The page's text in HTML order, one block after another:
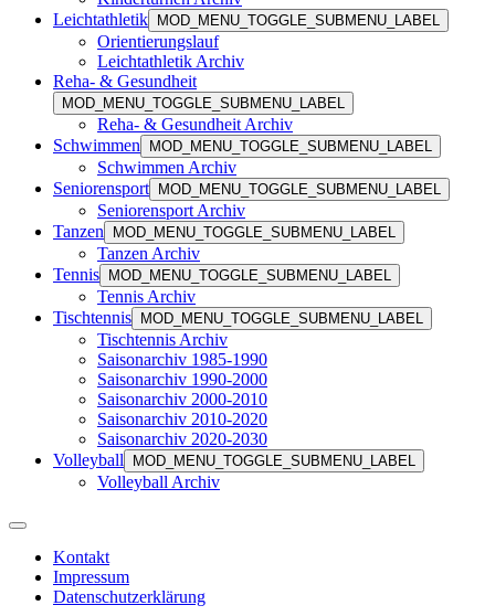
Leichtathletik
MOD_MENU_TOGGLE_SUBMENU_LABEL
Orientierungslauf
Leichtathletik Archiv
Reha- & Gesundheit
MOD_MENU_TOGGLE_SUBMENU_LABEL
Reha- & Gesundheit Archiv
Schwimmen
MOD_MENU_TOGGLE_SUBMENU_LABEL
Schwimmen Archiv
Seniorensport
MOD_MENU_TOGGLE_SUBMENU_LABEL
Seniorensport Archiv
Tanzen
MOD_MENU_TOGGLE_SUBMENU_LABEL
Tanzen Archiv
Tennis
MOD_MENU_TOGGLE_SUBMENU_LABEL
Tennis Archiv
Tischtennis
MOD_MENU_TOGGLE_SUBMENU_LABEL
Tischtennis Archiv
Saisonarchiv 1985-1990
Saisonarchiv 1990-2000
Saisonarchiv 2000-2010
Saisonarchiv 2010-2020
Saisonarchiv 2020-2030
Volleyball
MOD_MENU_TOGGLE_SUBMENU_LABEL
Volleyball Archiv
Kontakt
Impressum
Datenschutzerklärung